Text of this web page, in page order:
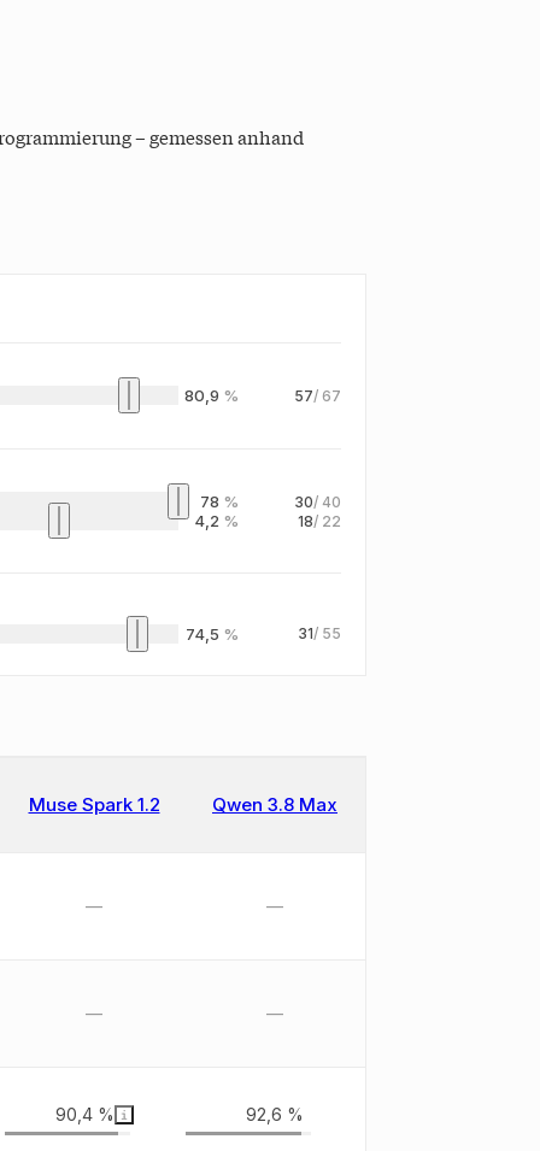
– gemessen anhand
80,9 % 57/ 67
78 % 30/ 40
4,2 % 18/ 22
74,5 % 31/ 55
Muse Spark 1.2 Qwen 3.8 Max
— —
— —
90,4 % 92,6 %